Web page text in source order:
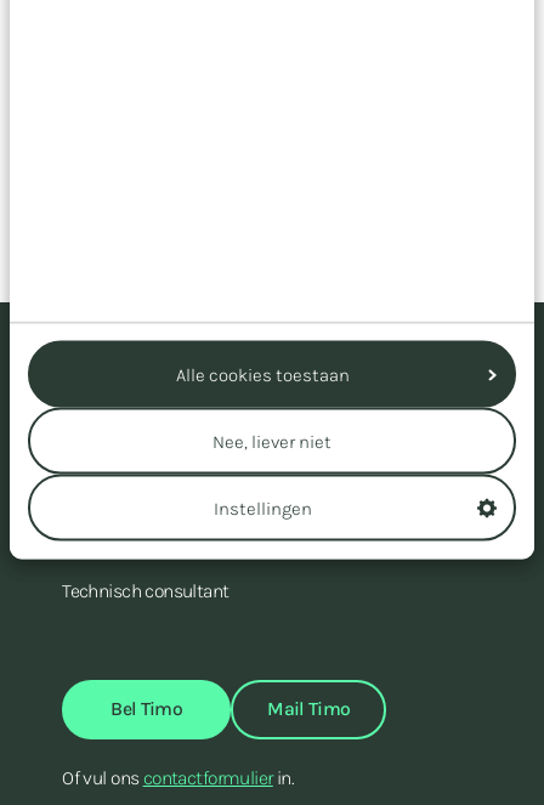
Alle cookies toestaan
Nee, liever niet
Instellingen
Meer weten?
Timo Schraa
Technisch consultant
Bel Timo Mail Timo
Of vul ons contactformulierin.